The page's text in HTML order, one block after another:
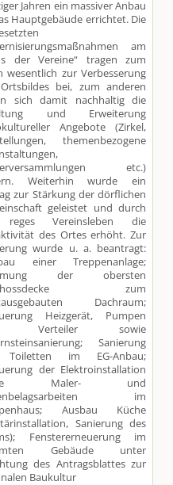
Jahren ein massiver Anbau
Hauptgebäude errichtet. Die
am
der Vereine“ tragen zum
wesentlich zur Verbesserung
bei, zum anderen
sich damit nachhaltig die
und Erweiterung
Angebote (Zirkel,
themenbezogene
etc.)
Weiterhin wurde ein
zur Stärkung der dörflichen
geleistet und durch
Vereinsleben die
des Ortes erhöht. Zur
wurde u. a. beantragt:
einer Treppenanlage;
der obersten
zum
Dachraum;
Heizgerät, Pumpen
Verteiler sowie
Sanierung
im EG-Anbau;
der Elektroinstallation
Maler- und
im
Ausbau Küche
Sanierung des
Fenstererneuerung im
Gebäude unter
des Antragsblattes zur
Baukultur